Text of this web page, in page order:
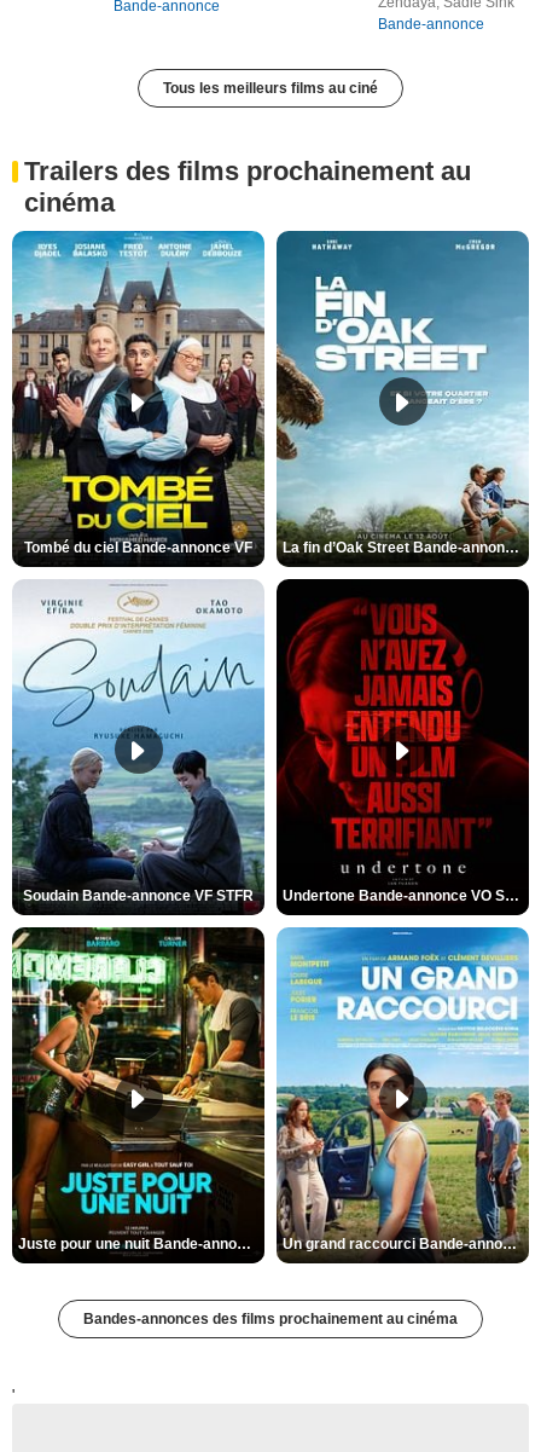
Bande-annonce
Bande-annonce
Tous les meilleurs films au ciné
Trailers des films prochainement au
cinéma
Tombé du ciel Bande-annonce VF La fin d’Oak Street Bande-annonce VO STFR
Soudain Bande-annonce VF STFR Undertone Bande-annonce VO STFR
Juste pour une nuit Bande-annonce VO STFR Un grand raccourci Bande-annonce VF
Bandes-annonces des films prochainement au cinéma
'